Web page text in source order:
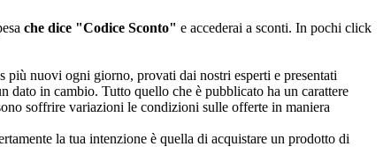
che dice "Codice Sconto" e accederai a sconti. In pochi click
nuovi ogni giorno, provati dai nostri esperti e presentati
dato in cambio. Tutto quello che è pubblicato ha un carattere
soffrire variazioni le condizioni sulle offerte in maniera
la tua intenzione è quella di acquistare un prodotto di